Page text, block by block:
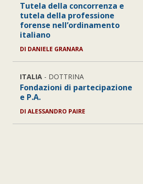
Tutela della concorrenza e
tutela della professione
forense nell’ordinamento
italiano
DI DANIELE GRANARA
ITALIA- DOTTRINA
Fondazioni di partecipazione
e P.A.
DI ALESSANDRO PAIRE